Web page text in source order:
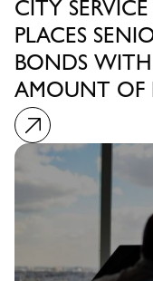
CITY SERVICE
PLACES
BONDS
AMOUNT OF